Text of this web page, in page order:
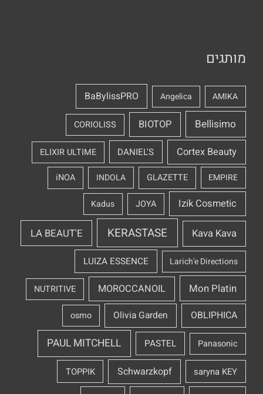
מותגים
AMIKA
Angelica
BaBylissPRO
Bellisimo
BIOTOP
CORIOLISS
Cortex Beauty
DANIEL'S
ELIXIR ULTIME
EMPIRE
GLAZETTE
INDOLA
iNOA
Izik Cosmetic
JOYA
Kadus
Kava Kava
KERASTASE
LA BEAUT'E
Larich'e Directions
LUIZA ESSENCE
Mon Platin
MOROCCANOIL
NUTRITIVE
OBLIPHICA
Olivia Garden
osmo
Panasonic
PASTEL
PAUL MITCHELL
saryna KEY
Schwarzkopf
TOPPIK